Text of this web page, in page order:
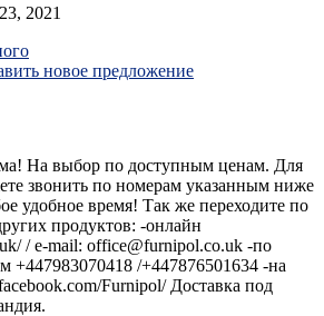
2021
новое предложение
На выбор по доступным ценам. Для
звонить по номерам указанным ниже
удобное время! Так же переходите по
продуктов: -онлайн
/ e-mail: office@furnipol.co.uk -по
+447983070418 /+447876501634 -на
Furnipol/ Доставка под